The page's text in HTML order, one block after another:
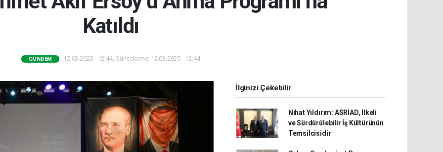
Katıldı
GÜNDEM 12.03.2025 - 12:44, Güncelleme: 12.03.2025 - 12:44
İlginizi Çekebilir
Nihat Yıldırım: ASRİAD, İlkeli
ve Sürdürülebilir İş Kültürünün
Temsilcisidir